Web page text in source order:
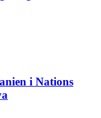
i Nations